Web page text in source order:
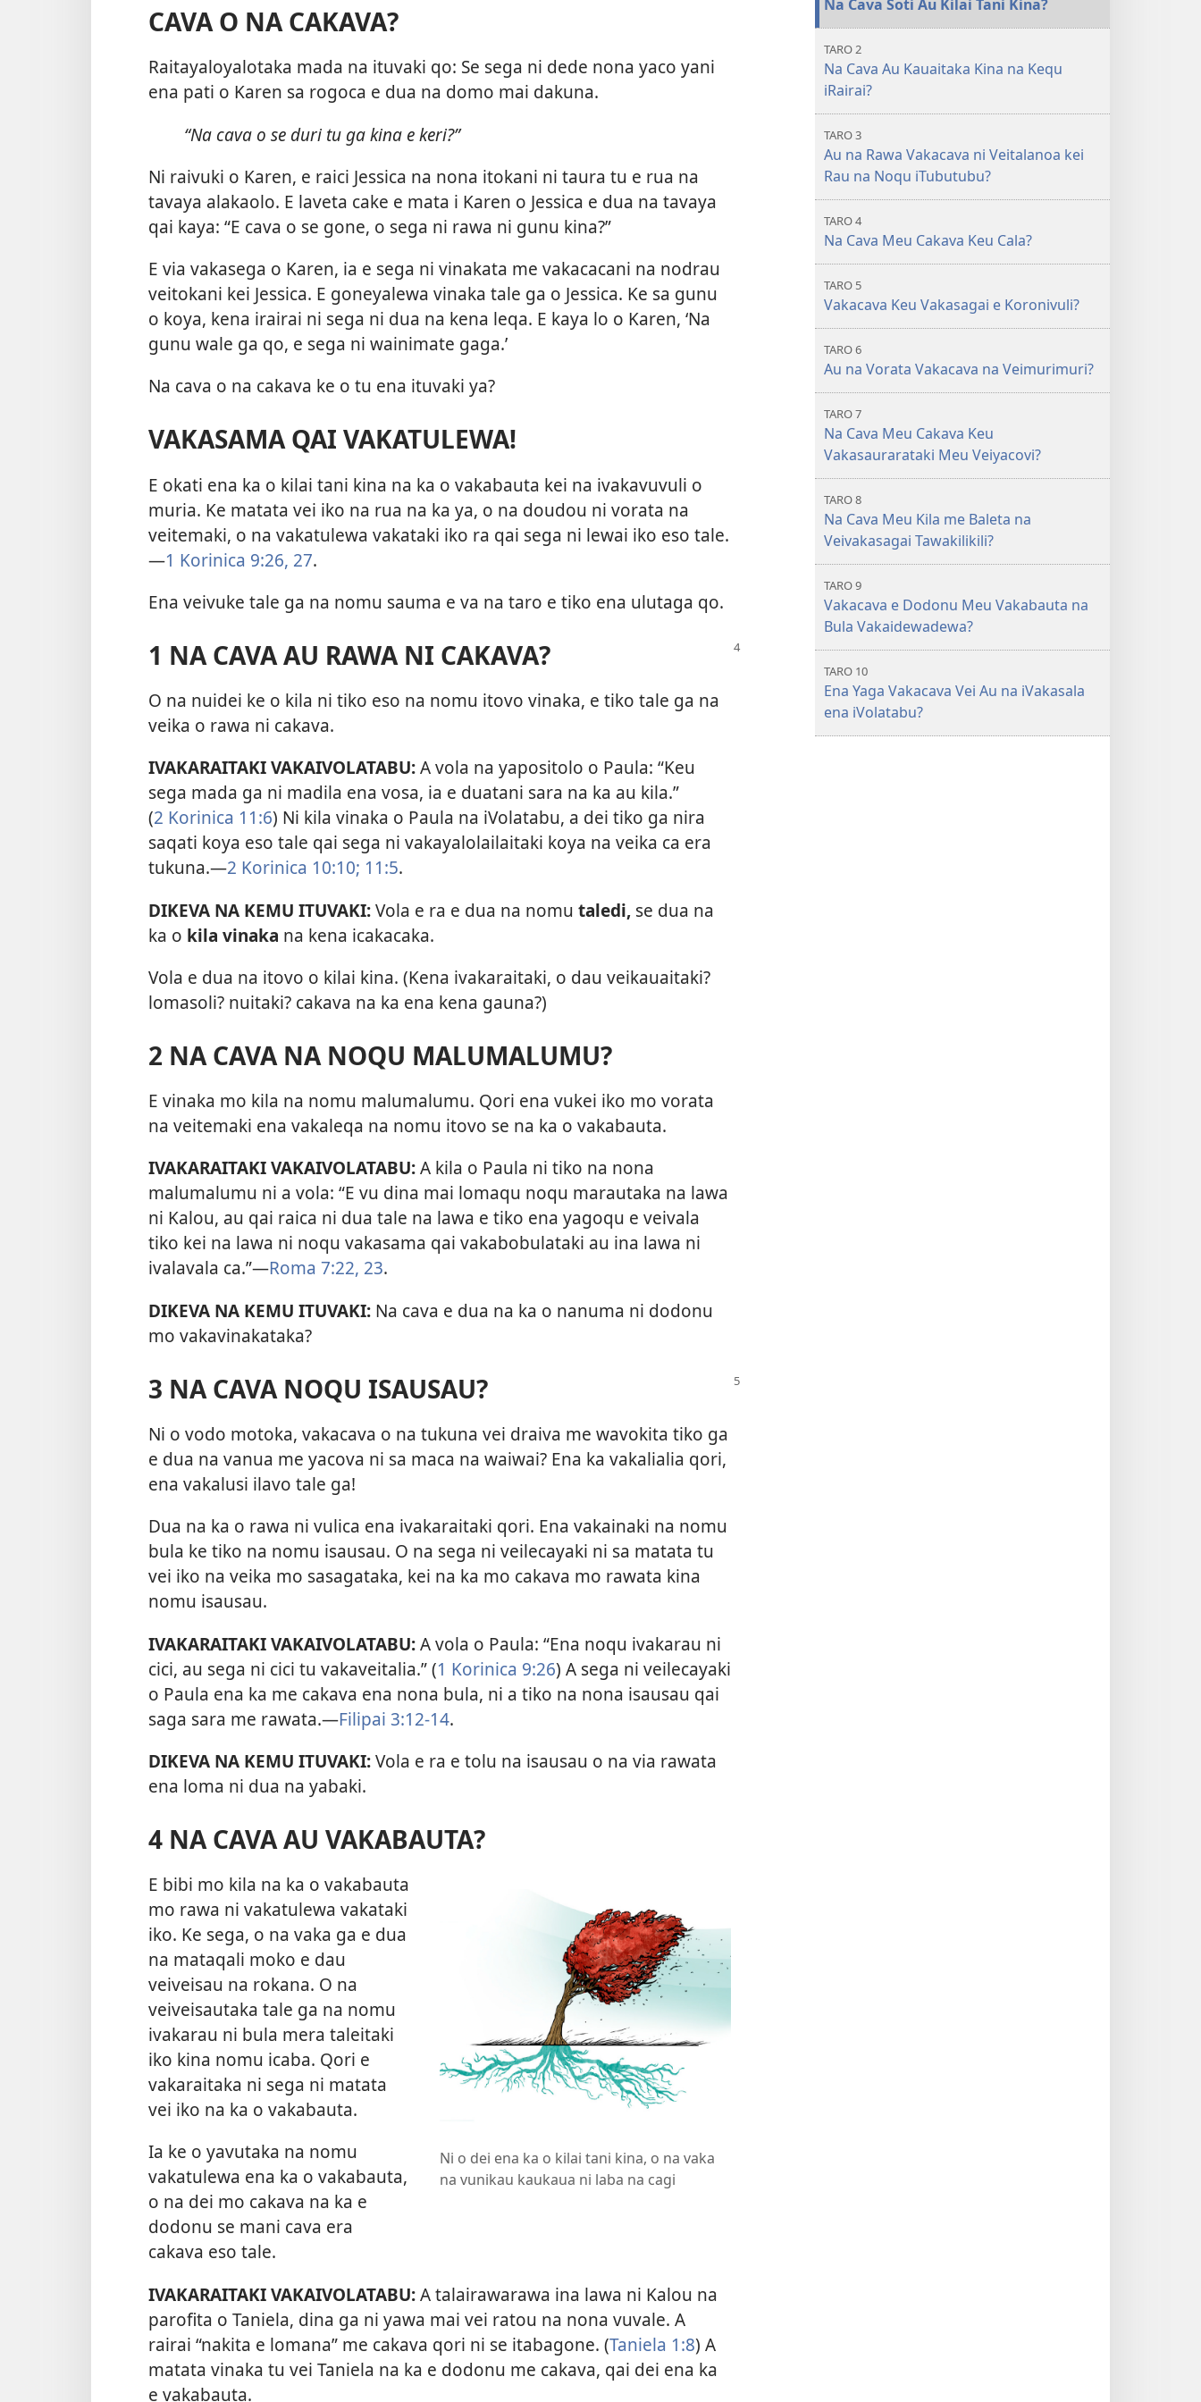
CAVA O NA CAKAVA?
Raitayaloyalotaka mada na ituvaki qo: Se sega ni dede nona yaco yani
ena pati o Karen sa rogoca e dua na domo mai dakuna.
“Na cava o se duri tu ga kina e keri?”
Ni raivuki o Karen, e raici Jessica na nona itokani ni taura tu e rua na
tavaya alakaolo. E laveta cake e mata i Karen o Jessica e dua na tavaya
qai kaya: “E cava o se gone, o sega ni rawa ni gunu kina?”
E via vakasega o Karen, ia e sega ni vinakata me vakacacani na nodrau
veitokani kei Jessica. E goneyalewa vinaka tale ga o Jessica. Ke sa gunu
o koya, kena irairai ni sega ni dua na kena leqa. E kaya lo o Karen, ‘Na
gunu wale ga qo, e sega ni wainimate gaga.’
Na cava o na cakava ke o tu ena ituvaki ya?
VAKASAMA QAI VAKATULEWA!
E okati ena ka o kilai tani kina na ka o vakabauta kei na ivakavuvuli o
muria. Ke matata vei iko na rua na ka ya, o na doudou ni vorata na
veitemaki, o na vakatulewa vakataki iko ra qai sega ni lewai iko eso tale.
—1 Korinica 9:26, 27.
Ena veivuke tale ga na nomu sauma e va na taro e tiko ena ulutaga qo.
1 NA CAVA AU RAWA NI CAKAVA?
O na nuidei ke o kila ni tiko eso na nomu itovo vinaka, e tiko tale ga na
veika o rawa ni cakava.
IVAKARAITAKI VAKAIVOLATABU:A vola na yapositolo o Paula: “Keu
sega mada ga ni madila ena vosa, ia e duatani sara na ka au kila.”
(2 Korinica 11:6) Ni kila vinaka o Paula na iVolatabu, a dei tiko ga nira
saqati koya eso tale qai sega ni vakayalolailaitaki koya na veika ca era
tukuna.—2 Korinica 10:10; 11:5.
DIKEVA NA KEMU ITUVAKI:Vola e ra e dua na nomu taledi, se dua na
ka o kila vinaka na kena icakacaka.
Vola e dua na itovo o kilai kina. (Kena ivakaraitaki, o dau veikauaitaki?
lomasoli? nuitaki? cakava na ka ena kena gauna?)
2 NA CAVA NA NOQU MALUMALUMU?
E vinaka mo kila na nomu malumalumu. Qori ena vukei iko mo vorata
na veitemaki ena vakaleqa na nomu itovo se na ka o vakabauta.
IVAKARAITAKI VAKAIVOLATABU:A kila o Paula ni tiko na nona
malumalumu ni a vola: “E vu dina mai lomaqu noqu marautaka na lawa
ni Kalou, au qai raica ni dua tale na lawa e tiko ena yagoqu e veivala
tiko kei na lawa ni noqu vakasama qai vakabobulataki au ina lawa ni
ivalavala ca.”—Roma 7:22, 23.
DIKEVA NA KEMU ITUVAKI: Na cava e dua na ka o nanuma ni dodonu
mo vakavinakataka?
3 NA CAVA NOQU ISAUSAU?
Ni o vodo motoka, vakacava o na tukuna vei draiva me wavokita tiko ga
e dua na vanua me yacova ni sa maca na waiwai? Ena ka vakalialia qori,
ena vakalusi ilavo tale ga!
Dua na ka o rawa ni vulica ena ivakaraitaki qori. Ena vakainaki na nomu
bula ke tiko na nomu isausau. O na sega ni veilecayaki ni sa matata tu
vei iko na veika mo sasagataka, kei na ka mo cakava mo rawata kina
nomu isausau.
IVAKARAITAKI VAKAIVOLATABU:A vola o Paula: “Ena noqu ivakarau ni
cici, au sega ni cici tu vakaveitalia.” (1 Korinica 9:26) A sega ni veilecayaki
o Paula ena ka me cakava ena nona bula, ni a tiko na nona isausau qai
saga sara me rawata.—Filipai 3:12-14.
DIKEVA NA KEMU ITUVAKI:Vola e ra e tolu na isausau o na via rawata
ena loma ni dua na yabaki.
4 NA CAVA AU VAKABAUTA?
Ni o dei ena ka o kilai tani kina, o na vaka
na vunikau kaukaua ni laba na cagi
E bibi mo kila na ka o vakabauta
mo rawa ni vakatulewa vakataki
iko. Ke sega, o na vaka ga e dua
na mataqali moko e dau
veiveisau na rokana. O na
veiveisautaka tale ga na nomu
ivakarau ni bula mera taleitaki
iko kina nomu icaba. Qori e
vakaraitaka ni sega ni matata
vei iko na ka o vakabauta.
Ia ke o yavutaka na nomu
vakatulewa ena ka o vakabauta,
o na dei mo cakava na ka e
dodonu se mani cava era
cakava eso tale.
IVAKARAITAKI VAKAIVOLATABU:A talairawarawa ina lawa ni Kalou na
parofita o Taniela, dina ga ni yawa mai vei ratou na nona vuvale. A
rairai “nakita e lomana” me cakava qori ni se itabagone. (Taniela 1:8) A
matata vinaka tu vei Taniela na ka e dodonu me cakava, qai dei ena ka
e vakabauta.
10
Taroga
na
Taro
iTabagone
Na Cava Soti Au Kilai Tani Kina?
TARO 2
Na Cava Au Kauaitaka Kina na Kequ
iRairai?
TARO 3
Au na Rawa Vakacava ni Veitalanoa kei
Rau na Noqu iTubutubu?
TARO 4
Na Cava Meu Cakava Keu Cala?
TARO 5
Vakacava Keu Vakasagai e Koronivuli?
TARO 6
Au na Vorata Vakacava na Veimurimuri?
TARO 7
Na Cava Meu Cakava Keu
Vakasaurarataki Meu Veiyacovi?
TARO 8
Na Cava Meu Kila me Baleta na
Veivakasagai Tawakilikili?
TARO 9
Vakacava e Dodonu Meu Vakabauta na
Bula Vakaidewadewa?
TARO 10
Ena Yaga Vakacava Vei Au na iVakasala
ena iVolatabu?